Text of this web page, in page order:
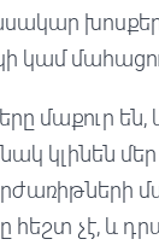
կամ մահացու
մաքուր են,
կլինեն
հեշտ չէ, և